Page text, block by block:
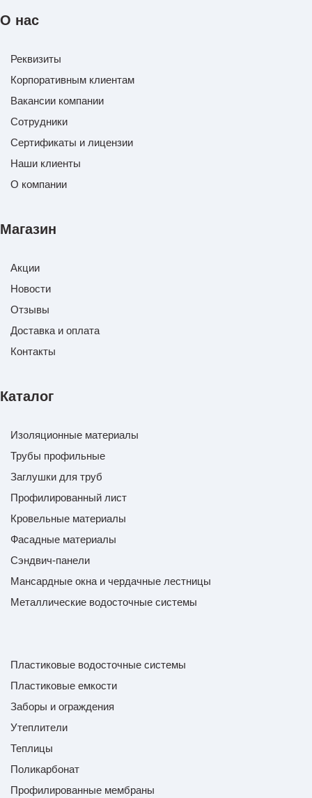
О нас
Реквизиты
Корпоративным клиентам
Вакансии компании
Сотрудники
Сертификаты и лицензии
Наши клиенты
О компании
Магазин
Акции
Новости
Отзывы
Доставка и оплата
Контакты
Каталог
Изоляционные материалы
Трубы профильные
Заглушки для труб
Профилированный лист
Кровельные материалы
Фасадные материалы
Сэндвич-панели
Мансардные окна и чердачные лестницы
Металлические водосточные системы
Пластиковые водосточные системы
Пластиковые емкости
Заборы и ограждения
Утеплители
Теплицы
Поликарбонат
Профилированные мембраны